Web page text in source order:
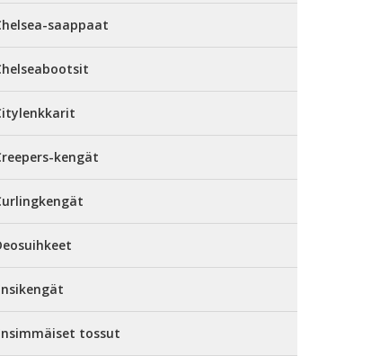
saappaat
kengät
tossut